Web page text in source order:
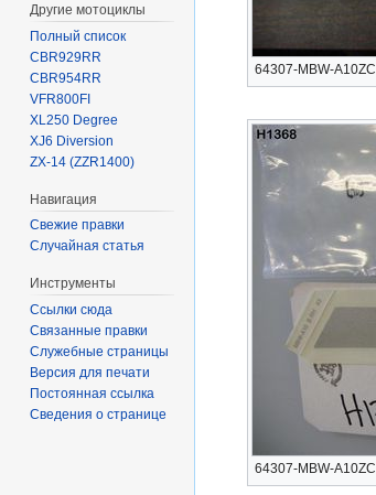
64307-MBW-A10ZC
64307-MBW-A10ZC
Другие мотоциклы
Полный список
CBR929RR
CBR954RR
VFR800FI
XL250 Degree
XJ6 Diversion
ZX-14 (ZZR1400)
Навигация
Свежие правки
Случайная статья
Инструменты
Ссылки сюда
Связанные правки
Служебные страницы
Версия для печати
Постоянная ссылка
Сведения о странице